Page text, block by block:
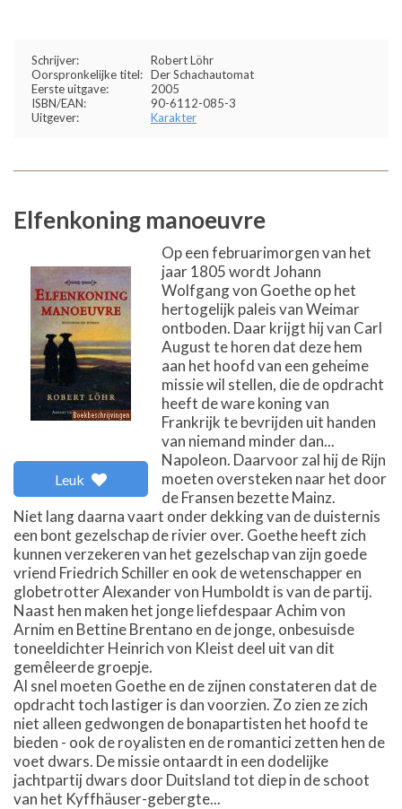
Schrijver:
Robert Löhr
Oorspronkelijke titel: Der Schachautomat
Eerste uitgave:
2005
ISBN/EAN:
90-6112-085-3
Uitgever:
Karakter
Elfenkoning manoeuvre
Leuk
Op een februarimorgen van het
jaar 1805 wordt Johann
Wolfgang von Goethe op het
hertogelijk paleis van Weimar
ontboden. Daar krijgt hij van Carl
August te horen dat deze hem
aan het hoofd van een geheime
missie wil stellen, die de opdracht
heeft de ware koning van
Frankrijk te bevrijden uit handen
van niemand minder dan...
Napoleon. Daarvoor zal hij de Rijn
moeten oversteken naar het door
de Fransen bezette Mainz.
Niet lang daarna vaart onder dekking van de duisternis
een bont gezelschap de rivier over. Goethe heeft zich
kunnen verzekeren van het gezelschap van zijn goede
vriend Friedrich Schiller en ook de wetenschapper en
globetrotter Alexander von Humboldt is van de partij.
Naast hen maken het jonge liefdespaar Achim von
Arnim en Bettine Brentano en de jonge, onbesuisde
toneeldichter Heinrich von Kleist deel uit van dit
gemêleerde groepje.
Al snel moeten Goethe en de zijnen constateren dat de
opdracht toch lastiger is dan voorzien. Zo zien ze zich
niet alleen gedwongen de bonapartisten het hoofd te
bieden - ook de royalisten en de romantici zetten hen de
voet dwars. De missie ontaardt in een dodelijke
jachtpartij dwars door Duitsland tot diep in de schoot
van het Kyffhäuser-gebergte...